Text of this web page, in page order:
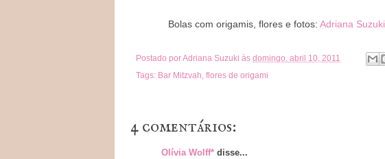
Bolas com origamis, flores e fotos: Adriana Suzuki
Postado porAdriana Suzuki às domingo, abril 10, 2011
Tags: Bar Mitzvah flores de origami
4 comentários:
Olívia Wolff* disse...